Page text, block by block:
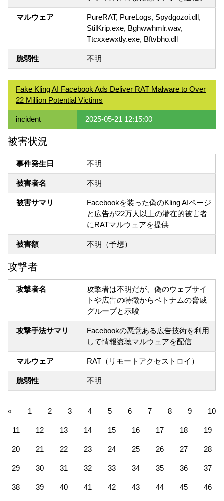
マルウェア
PureRAT, PureLogs, Spydgozoi.dll,
StilKrip.exe, Bghwwhmlr.wav,
Ttcxxewxtly.exe, Bftvbho.dll
脆弱性 不明
Fake Kling AI Facebook Ads Deliver RAT Malware to Over
22 Million Potential Victims
incident 2025-05-21 12:15:00
被害状況
事件発生日 不明
被害者名 不明
被害サマリ
Facebookを装った偽のKling AIページ
と広告が22万人以上の潜在的被害者
にRATマルウェアを提供
被害額 不明（予想）
攻撃者
攻撃者名
攻撃者は不明だが、偽のウェブサイ
トや広告の特徴からベトナムの脅威
グループと示唆
攻撃手法サマリ
Facebookの悪意ある広告技術を利用
して情報盗聴マルウェアを配信
マルウェア RAT（リモートアクセストロイ）
脆弱性 不明
« 1 2 3 4 5 6 7 8 9 10
11 12 13 14 15 16 17 18 19
20 21 22 23 24 25 26 27 28
29 30 31 32 33 34 35 36 37
38 39 40 41 42 43 44 45 46